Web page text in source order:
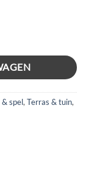
spel,Terras & tuin,